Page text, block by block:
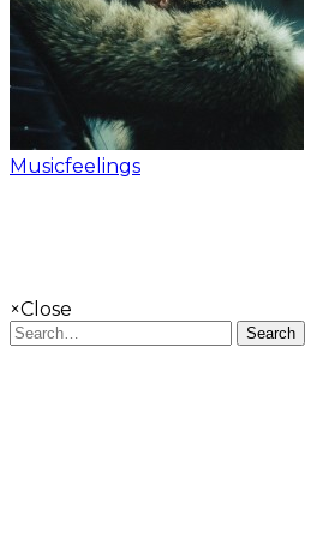
Musicfeelings
×Close
Search